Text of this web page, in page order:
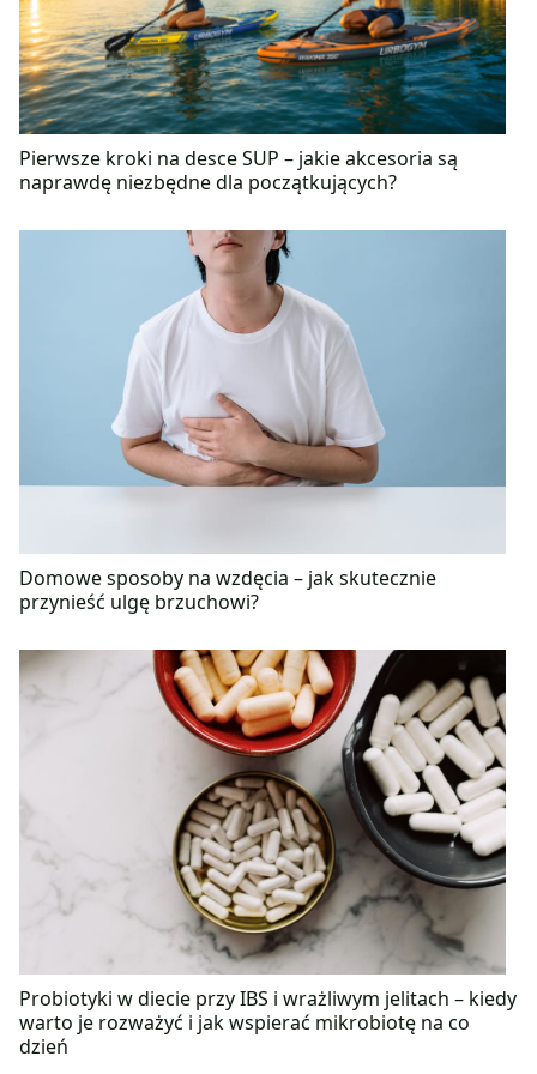
Swoją pasję do pracy badawaczej dzieli z
zamiłowaniem do podrózy, zwierząt i tańca.
Pierwsze kroki na desce SUP – jakie akcesoria są
naprawdę niezbędne dla początkujących?
Domowe sposoby na wzdęcia – jak skutecznie
przynieść ulgę brzuchowi?
Probiotyki w diecie przy IBS i wrażliwym jelitach – kiedy
warto je rozważyć i jak wspierać mikrobiotę na co
dzień